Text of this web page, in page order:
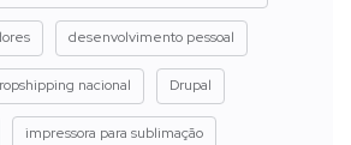
desenvolvimento pessoal
nacional Drupal
impressora para sublimação